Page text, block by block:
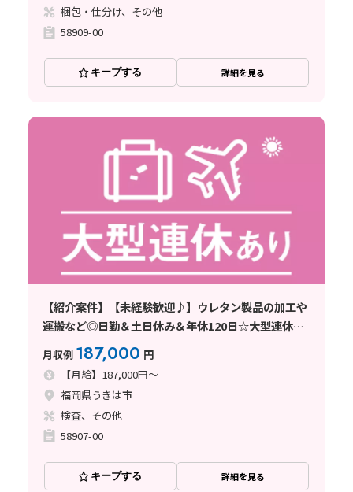
梱包・仕分け、その他
58909-00
キープする 詳細を見る
【紹介案件】【未経験歓迎♪】ウレタン製品の加工や
運搬など◎日勤＆土日休み＆年休120日☆大型連休あ
月収例 187,000 円
【月給】187,000円～
福岡県うきは市
検査、その他
58907-00
キープする 詳細を見る